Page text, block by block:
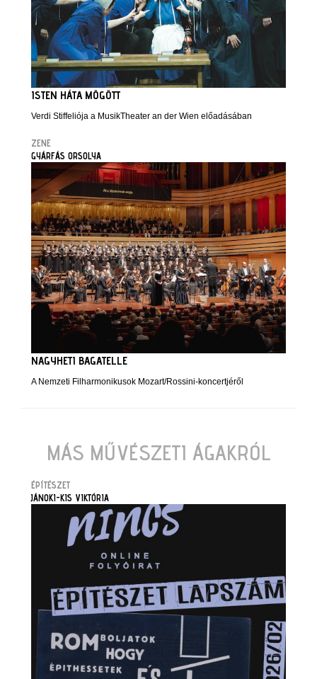
ISTEN HÁTA MÖGÖTT
Verdi Stiffeliója a MusikTheater an der Wien előadásában
ZENE
GYÁRFÁS ORSOLYA
NAGYHETI BAGATELLE
A Nemzeti Filharmonikusok Mozart/Rossini-koncertjéről
MÁS MŰVÉSZETI ÁGAKRÓL
ÉPÍTÉSZET
JÁNOKI-KIS VIKTÓRIA